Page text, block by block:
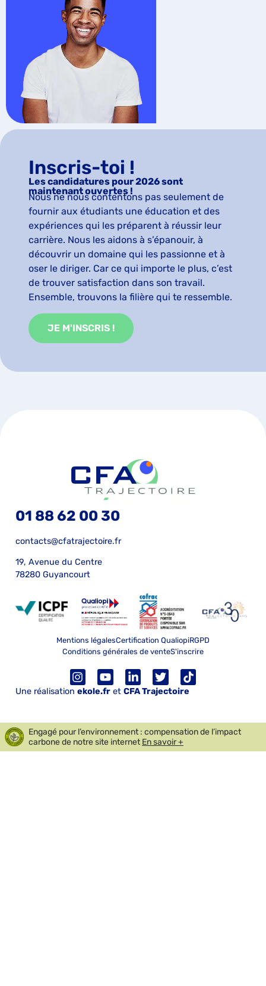
Inscris-toi !
Les candidatures pour 2026 sont
maintenant ouvertes !
Nous ne nous contentons pas seulement de
fournir aux étudiants une éducation et des
expériences qui les préparent à réussir leur
carrière. Nous les aidons à s’épanouir, à
découvrir un domaine qui les passionne et à
oser le diriger. Car ce qui importe le plus, c’est
de trouver satisfaction dans son travail.
Ensemble, trouvons la filière qui te ressemble.
JE M'INSCRIS !
01 88 62 00 30
contacts@cfatrajectoire.fr
19, Avenue du Centre
78280 Guyancourt
Mentions légalesCertification QualiopiRGPD
Conditions générales de venteS'inscrire
Une réalisation ekole.fr et CFA Trajectoire
Engagé pour l’environnement : compensation de l’impact
carbone de notre site internetEn savoir +